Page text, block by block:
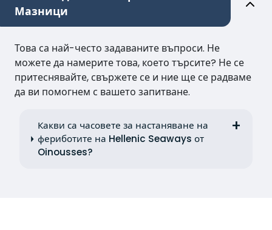
Мазници
Това са най-често задаваните въпроси. Не
можете да намерите това, което търсите? Не се
притеснявайте, свържете се и ние ще се радваме
да ви помогнем с вашето запитване.
Какви са часовете за настаняване на
фериботите на Hellenic Seaways от
Oinousses?